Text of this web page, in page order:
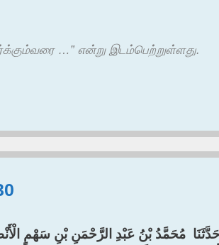
…” என்று இடம்பெற்றுள்ளது.
‏مُحَمَّدُ بْنُ عَبْدِ الرَّحْمَنِ بْنِ سَهْمٍ